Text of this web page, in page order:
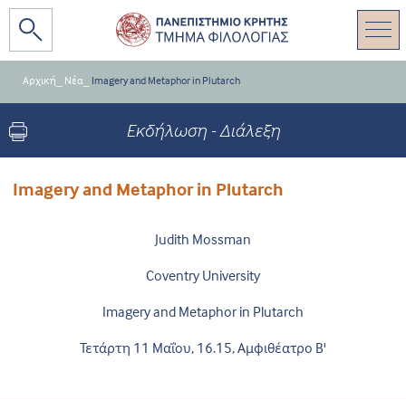
Αρχική Νέα Imagery and Metaphor in Plutarch
Εκδήλωση - Διάλεξη
Imagery and Metaphor in Plutarch
Judith Mossman
Coventry University
Imagery and Metaphor in Plutarch
Τετάρτη 11 Μαΐου, 16.15, Αμφιθέατρο Β'